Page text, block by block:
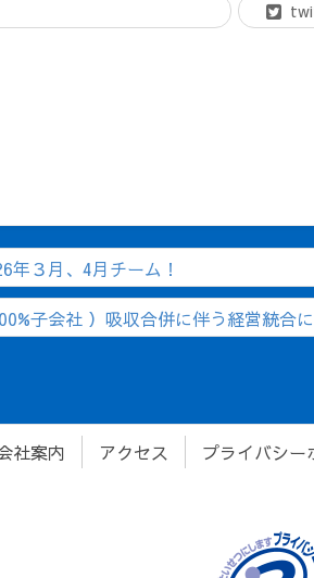
３月、4月チーム！
子会社 ）吸収合併に伴う経営統合
社案内 アクセス プライバシー